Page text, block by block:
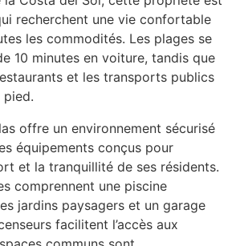
recherchent une vie confortable
les commodités. Les plages se
10 minutes en voiture, tandis que
et les transports publics
pied.
offre un environnement sécurisé
équipements conçus pour
et la tranquillité de ses résidents.
comprennent une piscine
jardins paysagers et un garage
facilitent l’accès aux